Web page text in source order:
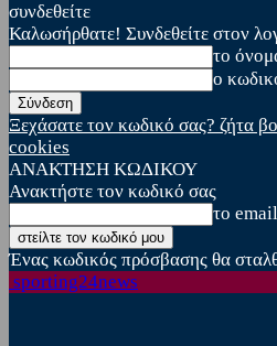
συνδεθείτε
Καλωσήρθατε! Συνδεθείτε στον
το
ο
Ξεχάσατε τον κωδικό σας? ζήτα
cookies
ΑΝΑΚΤΗΣΗ ΚΩΔΙΚΟΥ
Ανακτήστε τον κωδικό σας
το
Ένας κωδικός πρόσβασης θα
sporting24news